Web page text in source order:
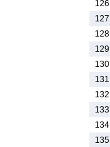
126
127
128
129
130
131
132
133
134
135